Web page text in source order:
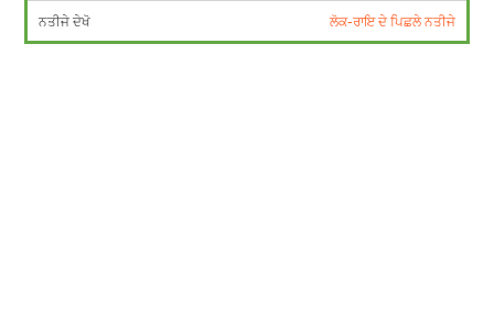
ਨਤੀਜੇ ਦੇਖੋ ਲੋਕ-ਰਾਇ ਦੇ ਪਿਛਲੇ ਨਤੀਜੇ